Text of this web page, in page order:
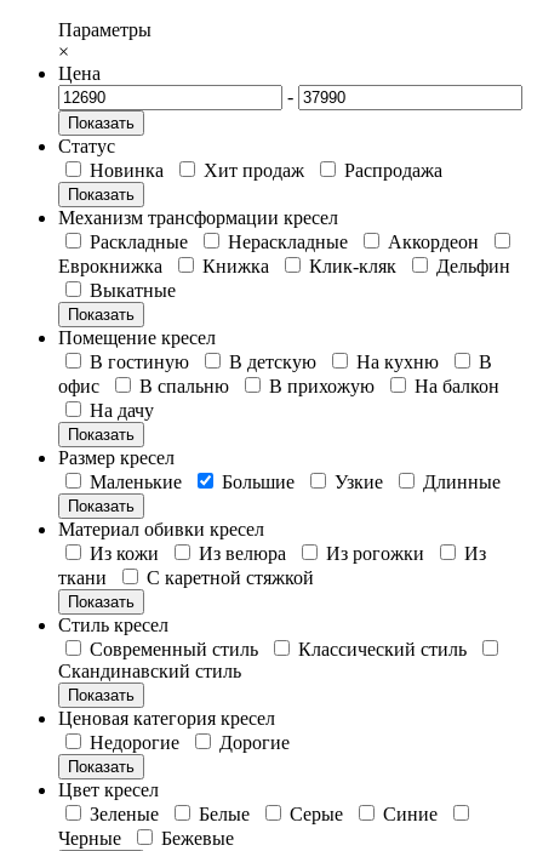
Параметры
×
Цена
-
Показать
Статус
Новинка
Хит продаж Распродажа
Показать
Механизм трансформации кресел
Раскладные
Нераскладные
Аккордеон
Еврокнижка
Книжка Клик-кляк
Дельфин
Выкатные
Показать
Помещение кресел
В гостиную
В детскую На кухню
В
офис
В спальню В прихожую
На балкон
На дачу
Показать
Размер кресел
Маленькие
Большие Узкие Длинные
Показать
Материал обивки кресел
Из кожи
Из велюра Из рогожки
Из
ткани
С каретной стяжкой
Показать
Стиль кресел
Современный стиль
Классический стиль
Скандинавский стиль
Показать
Ценовая категория кресел
Недорогие
Дорогие
Показать
Цвет кресел
Зеленые
Белые Серые
Синие
Черные
Бежевые